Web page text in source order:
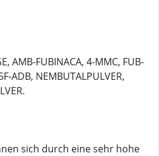
AMB-FUBINACA, 4-MMC, FUB-
ADB, NEMBUTALPULVER,
sich durch eine sehr hohe